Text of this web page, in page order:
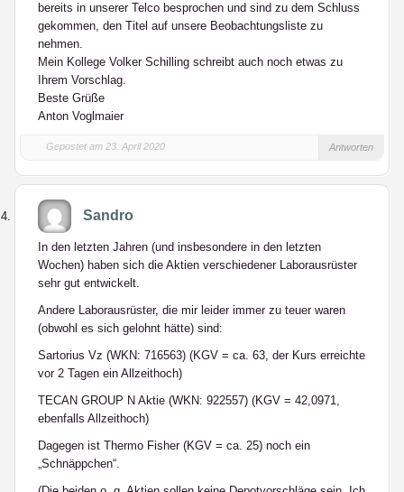
bereits in unserer Telco besprochen und sind zu dem Schluss
gekommen, den Titel auf unsere Beobachtungsliste zu
nehmen.
Mein Kollege Volker Schilling schreibt auch noch etwas zu
Ihrem Vorschlag.
Beste Grüße
Anton Voglmaier
Gepostet am 23. April 2020 Antworten
Sandro
In den letzten Jahren (und insbesondere in den letzten
Wochen) haben sich die Aktien verschiedener Laborausrüster
sehr gut entwickelt.
Andere Laborausrüster, die mir leider immer zu teuer waren
(obwohl es sich gelohnt hätte) sind:
Sartorius Vz (WKN: 716563) (KGV = ca. 63, der Kurs erreichte
vor 2 Tagen ein Allzeithoch)
TECAN GROUP N Aktie (WKN: 922557) (KGV = 42,0971,
ebenfalls Allzeithoch)
Dagegen ist Thermo Fisher (KGV = ca. 25) noch ein
„Schnäppchen“.